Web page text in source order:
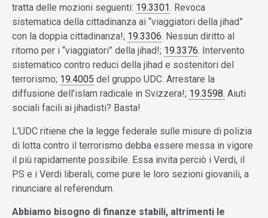
tratta delle mozioni seguenti: 19.3301. Revoca
sistematica della cittadinanza ai “viaggiatori della jihad”
con la doppia cittadinanza!; 19.3306. Nessun diritto al
ritorno per i “viaggiatori” della jihad!; 19.3376. Intervento
sistematico contro reduci della jihad e sostenitori del
terrorismo; 19.4005 del gruppo UDC. Arrestare la
diffusione dell’islam radicale in Svizzera!; 19.3598. Aiuti
sociali facili ai jihadisti? Basta!
L’UDC ritiene che la legge federale sulle misure di polizia
di lotta contro il terrorismo debba essere messa in vigore
il più rapidamente possibile. Essa invita perciò i Verdi, il
PS e i Verdi liberali, come pure le loro sezioni giovanili, a
rinunciare al referendum.
Abbiamo bisogno di finanze stabili, altrimenti le